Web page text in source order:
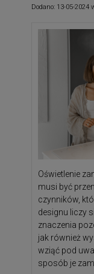
Dodano: 13-05-2024
Oświetlenie
musi być
czynników,
designu liczy
znaczenia
jak również
wziąć pod
sposób je